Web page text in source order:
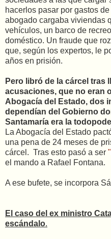
hacerlos pasar por gastos
abogado cargaba viviendas
vehículos, un barco de
doméstico. Un fraude que
que, según los expertos, le
años en prisión.
Pero libró de la cárcel tras
acusaciones, que no eran
Abogacía del Estado, dos
dependían del Gobierno
Santamaría era la
La Abogacía del Estado
una pena de 24 meses de
cárcel. Tras esto pasó a ser
el mando a Rafael Fontana.
A ese bufete, se incorpora
El caso del ex ministro
escándalo.